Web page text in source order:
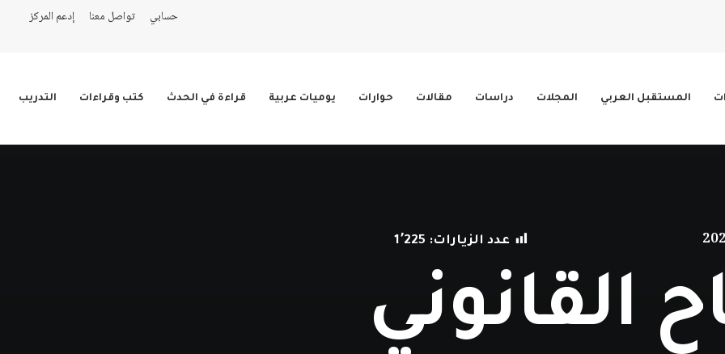
حسابي تواصل معنا إدعم المركز
المستقبل العربي المجلات دراسات مقالات حوارات يوميات عربية قراءة في الحدث كتب وقراءات التدريب
عدد الزيارات: 1٬225
القانوني